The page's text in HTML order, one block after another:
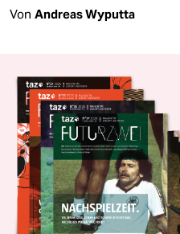
Von Andreas Wyputta